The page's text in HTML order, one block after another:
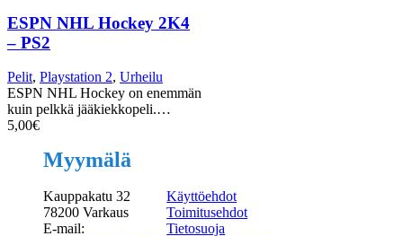
ESPN NHL Hockey 2K4
– PS2
Pelit, Playstation 2, Urheilu
ESPN NHL Hockey on enemmän
kuin pelkkä jääkiekkopeli.…
5,00€
Myymälä
Kauppakatu 32
78200 Varkaus
E-mail:
Käyttöehdot
Toimitusehdot
Tietosuoja